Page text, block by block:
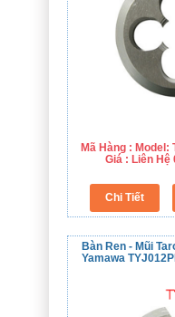
Mã Hàng : Model:
Giá : Liên Hệ
Bàn Ren - Mũi
Yamawa